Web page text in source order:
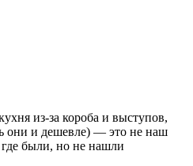
из-за короба и выступов,
они и дешевле) — это не наш
были, но не нашли